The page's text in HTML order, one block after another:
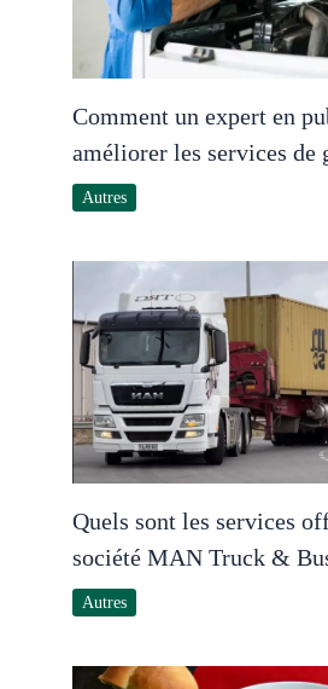
Comment un expert en
améliorer les services de
Autres
Quels sont les services
société MAN Truck &
Autres